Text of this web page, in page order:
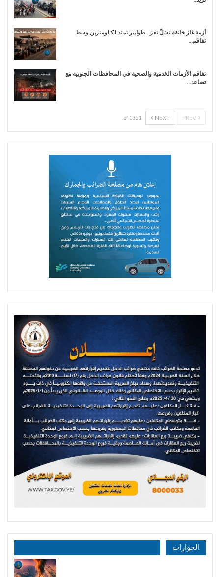
أزمة غاز خانقة تشلّ تعز.. طوابير تمتد لكيلومترين وسط
تفاقم…
تفاقم الأزمات الخدمية والصحية في المحافظات الجنوبية مع
تصاعد…
NEXT
1 of 135
الحوارات